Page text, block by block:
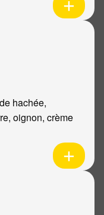
hachée,
oignon, crème